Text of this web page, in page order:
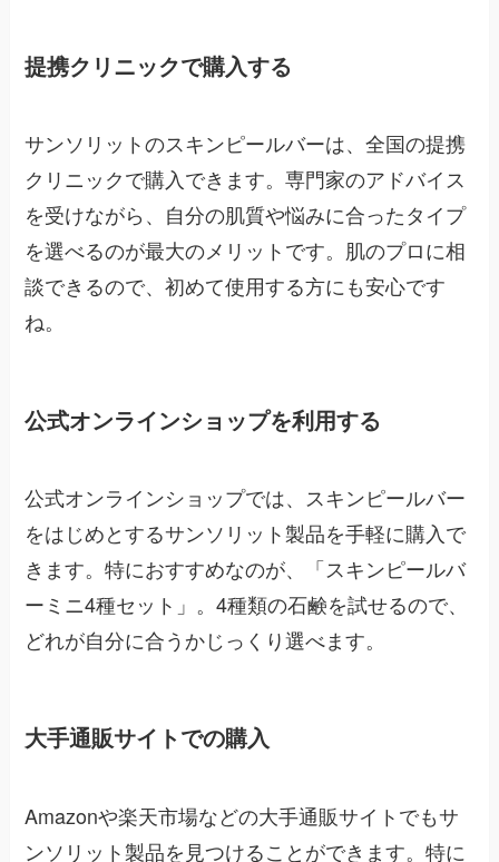
提携クリニックで購入する
サンソリットのスキンピールバーは、全国の提携
クリニックで購入できます。専門家のアドバイス
を受けながら、自分の肌質や悩みに合ったタイプ
を選べるのが最大のメリットです。肌のプロに相
談できるので、初めて使用する方にも安心です
ね。
公式オンラインショップを利用する
公式オンラインショップでは、スキンピールバー
をはじめとするサンソリット製品を手軽に購入で
きます。特におすすめなのが、「スキンピールバ
ーミニ4種セット」。4種類の石鹸を試せるので、
どれが自分に合うかじっくり選べます。
大手通販サイトでの購入
Amazonや楽天市場などの大手通販サイトでもサ
ンソリット製品を見つけることができます。特に